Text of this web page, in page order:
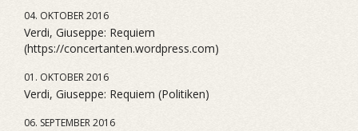
04. OKTOBER 2016
Verdi, Giuseppe: Requiem
(https://concertanten.wordpress.com)
01. OKTOBER 2016
Verdi, Giuseppe: Requiem (Politiken)
06. SEPTEMBER 2016